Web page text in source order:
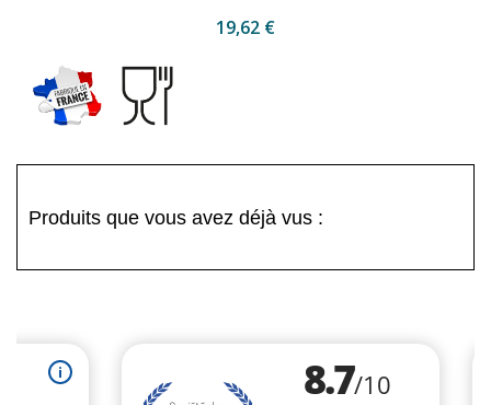
19,62 €
Produits que vous avez déjà vus :